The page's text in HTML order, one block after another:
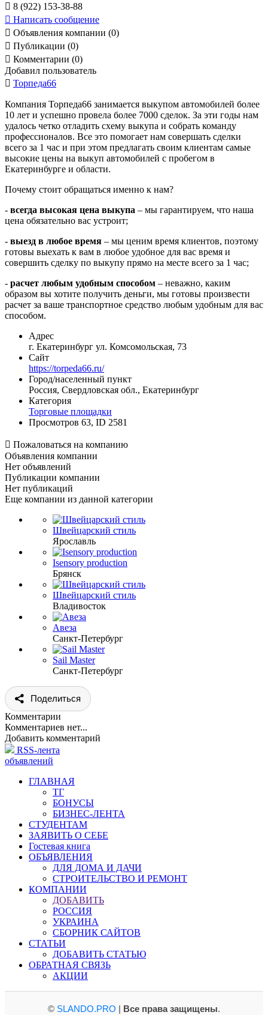
 8 (922) 153-38-88
 Написать сообщение
 Объявления компании (0)
 Публикации (0)
 Комментарии (0)
Добавил пользователь
 Торпеда66
Компания Торпеда66 занимается выкупом автомобилей более
10 лет и успешно провела более 7000 сделок. За эти годы нам
удалось четко отладить схему выкупа и собрать команду
профессионалов. Все это помогает нам совершать сделки
всего за 1 час и при этом предлагать своим клиентам самые
высокие цены на выкуп автомобилей с пробегом в
Екатеринбурге и области.
Почему стоит обращаться именно к нам?
- всегда высокая цена выкупа – мы гарантируем, что наша
цена обязательно вас устроит;
- выезд в любое время – мы ценим время клиентов, поэтому
готовы выехать к вам в любое удобное для вас время и
совершить сделку по выкупу прямо на месте всего за 1 час;
- расчет любым удобным способом – неважно, каким
образом вы хотите получить деньги, мы готовы произвести
расчет за ваше транспортное средство любым удобным для вас
способом.
Адрес
г. Екатеринбург ул. Комсомольская, 73
Сайт
https://torpeda66.ru/
Город/населенный пункт
Россия, Свердловская обл., Екатеринбург
Категория
Торговые площадки
Просмотров 63, ID 2581
 Пожаловаться на компанию
Объявления компании
Нет объявлений
Публикации компании
Нет публикаций
Еще компании из данной категории
Швейцарский стиль
Ярославль
Isensory production
Брянск
Швейцарский стиль
Владивосток
Авеза
Санкт-Петербург
Sail Master
Санкт-Петербург
Поделиться
Комментарии
Комментариев нет...
Добавить комментарий
RSS-лента
объявлений
ГЛАВНАЯ
ТГ
БОНУСЫ
БИЗНЕС-ЛЕНТА
СТУДЕНТАМ
ЗАЯВИТЬ О СЕБЕ
Гостевая книга
ОБЪЯВЛЕНИЯ
ДЛЯ ДОМА И ДАЧИ
СТРОИТЕЛЬСТВО И РЕМОНТ
КОМПАНИИ
ДОБАВИТЬ
РОССИЯ
УКРАИНА
СБОРНИК САЙТОВ
СТАТЬИ
ДОБАВИТЬ СТАТЬЮ
ОБРАТНАЯ СВЯЗЬ
АКЦИИ
© SLANDO.PRO | Все права защищены.